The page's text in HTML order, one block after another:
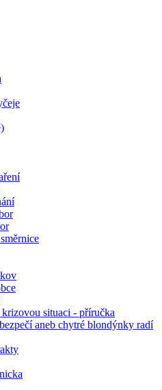
krizovou situaci - příručka
aneb chytré blondýnky radí